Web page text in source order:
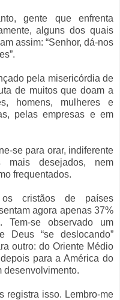
gente que enfrenta
alguns dos quais
assim: “Senhor, dá-nos
pela misericórdia de
de muitos que doam a
homens, mulheres e
pelas empresas e em
se para orar, indiferente
desejados, nem
frequentados.
cristãos de países
agora apenas 37%
Tem-se observado um
Deus “se deslocando”
outro: do Oriente Médio
para a América do
desenvolvimento.
registra isso. Lembro-me